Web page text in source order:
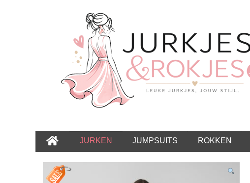
JURKEN JUMPSUITS ROKKEN